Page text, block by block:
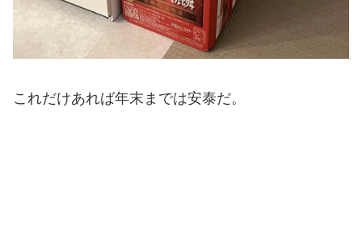
これだけあれば年末までは安泰だ。